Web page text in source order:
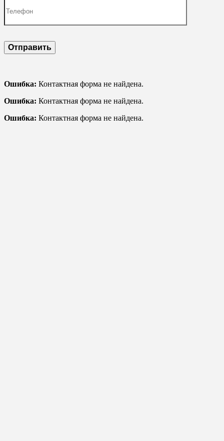
Ошибка: Контактная форма не найдена.
Ошибка: Контактная форма не найдена.
Ошибка: Контактная форма не найдена.